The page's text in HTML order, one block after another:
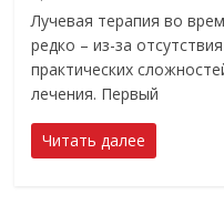
Лучевая терапия во
редко – из-за
практических
лечения. Первый
Читать далее